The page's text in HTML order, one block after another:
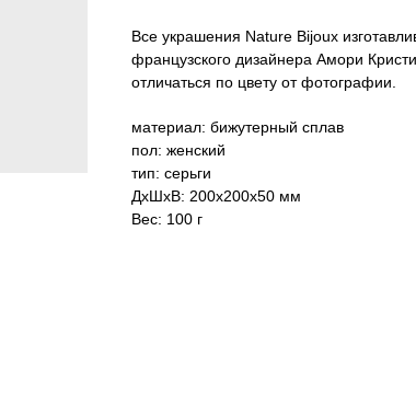
Все украшения Nature Bijoux
французского дизайнера Амори
отличаться по цвету от фотографии.
материал: бижутерный сплав
пол: женский
тип: серьги
ДxШxВ: 200x200x50 мм
Вес: 100 г